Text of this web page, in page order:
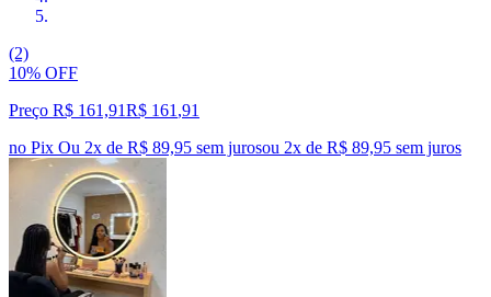
(2)
10% OFF
Preço R$ 161,91R$ 161 ,91
no Pix Ou 2x de R$ 89,95 sem jurosou 2x de R$ 89,95 sem juros